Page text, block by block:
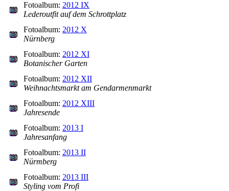
Fotoalbum: 2012 IX
Lederoutfit auf dem Schrottplatz
Fotoalbum: 2012 X
Nürnberg
Fotoalbum: 2012 XI
Botanischer Garten
Fotoalbum: 2012 XII
Weihnachtsmarkt am Gendarmenmarkt
Fotoalbum: 2012 XIII
Jahresende
Fotoalbum: 2013 I
Jahresanfang
Fotoalbum: 2013 II
Nürmberg
Fotoalbum: 2013 III
Styling vom Profi